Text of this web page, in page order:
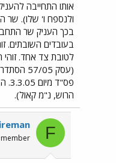
ולנספח ו' שלו). שר
בכך העניק שר
בעובדים השובתים.
לטובת צד אחד. זוהי
(עסק
הרוש, נ"מ קאול).
F